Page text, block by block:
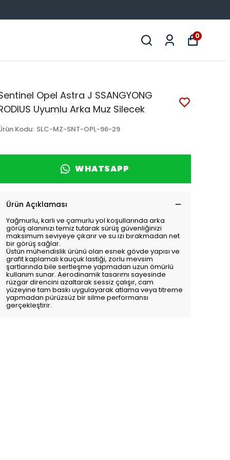
0
Opel Astra J SSANGYONG
Uyumlu Arka Muz Silecek
Kodu: SLC-MZ-SNT-OPL-96-29
WHATSAPP
Ürün Açıklaması
Yağmurlu, karlı ve çamurlu yol koşullarında arka
görüş alanınızı temiz tutarak sürüş güvenliğinizi
maksimum seviyeye çıkarır ve su izi bırakmadan net
bir görüş sağlar.
Üstün mühendislik ürünü olan esnek gövde yapısı ve
grafit kaplamalı kauçuk lastiği, zorlu mevsim
şartlarında bile sertleşme yapmadan uzun ömürlü
kullanım sunar. Aerodinamik tasarımı sayesinde
rüzgar direncini azaltarak sessiz çalışır, cam
yüzeyine tam baskı uygulayarak atlama veya titreme
yapmadan pürüzsüz bir silme performansı
gerçekleştirir.